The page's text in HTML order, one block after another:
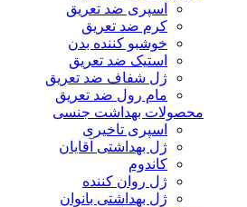
اسپری ضد تعریق
کرم ضد تعریق
خوشبو کننده بدن
استیک ضد تعریق
ژل شفاف ضد تعریق
مام رول ضد تعریق
محصولات بهداشت جنسی
اسپری تاخیری
ژل بهداشتی آقایان
کاندوم
ژل روان کننده
ژل بهداشتی بانوان